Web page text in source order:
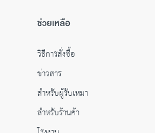
ช่วยเหลือ
วิธีการสั่งซื้อ
ข่าวสาร
สำหรับผู้รับเหมา
สำหรับร้านค้า